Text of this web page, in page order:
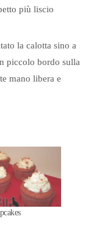
più liscio
la calotta sino a
piccolo bordo sulla
mano libera e